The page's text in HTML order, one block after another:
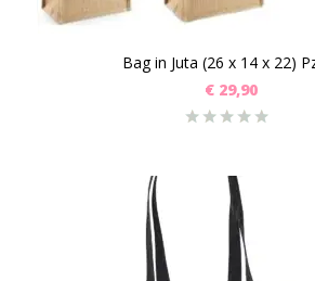
Bag in Juta (26 x 14 x 22)
€ 29,90